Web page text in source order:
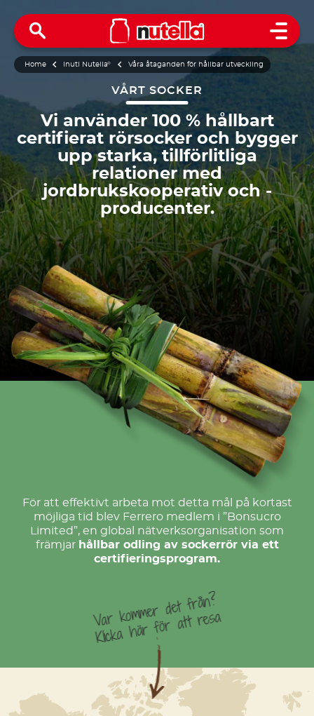
Open
Home Inuti Nutella® Våra åtaganden för hållbar utveckling
VÅRT SOCKER
Vi använder 100 % hållbart
certifierat rörsocker och bygger
upp starka, tillförlitliga
relationer med
jordbrukskooperativ och -
producenter.
För att effektivt arbeta mot detta mål på kortast
möjliga tid blev Ferrero medlem i ”Bonsucro
Limited”, en global nätverksorganisation som
främjar hållbar odling av sockerrör via ett
certifieringsprogram.
Var kommer det från?
Klicka här för att resa